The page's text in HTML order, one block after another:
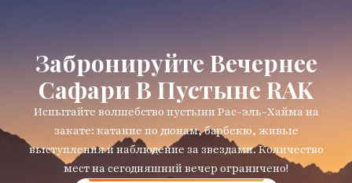
Забронируйте Вечернее
Сафари В Пустыне RAK
Испытайте волшебство пустыни Рас-эль-Хайма на
закате: катание по дюнам, барбекю, живые
выступления и наблюдение за звездами. Количество
мест на сегодняшний вечер ограничено!